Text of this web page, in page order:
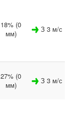
18% (0
мм)
З 3 м/с
27% (0
мм)
З 3 м/с